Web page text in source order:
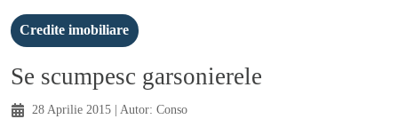
Credite imobiliare
Se scumpesc garsonierele
28 Aprilie 2015 | Autor: Conso